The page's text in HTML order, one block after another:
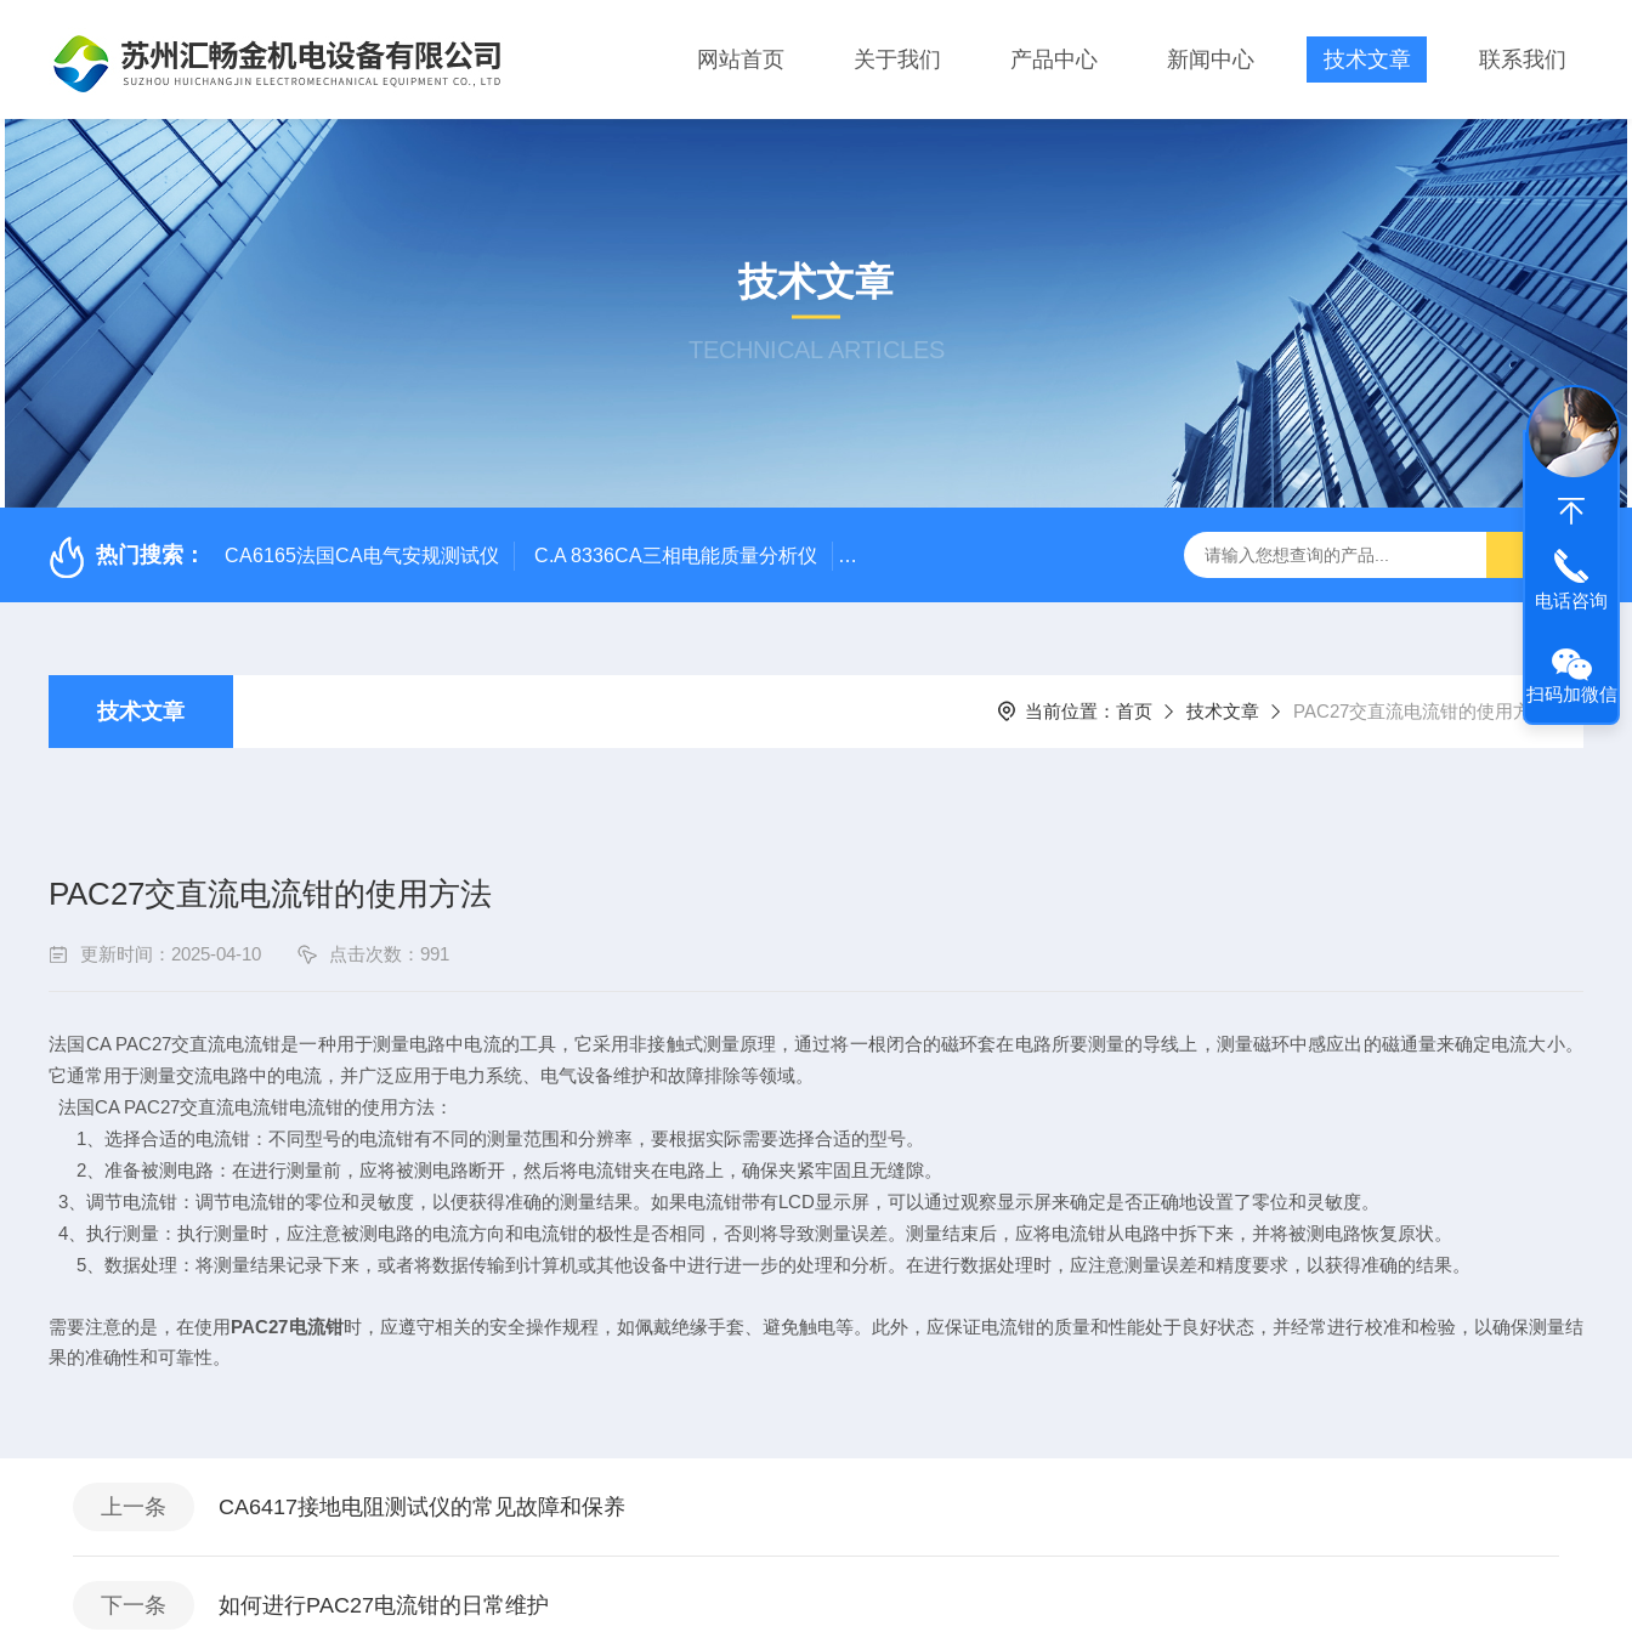
网站首页 关于我们 产品中心 新闻中心 技术文章 联系我们
技术文章
TECHNICAL ARTICLES
热门搜索： CA6165法国CA电气安规测试仪 C.A 8336CA三相电能质量分析仪 F607法国CA钳形表F607 C.A6292法国CA大电流微欧计 E27法国CA交直流电流钳
技术文章 当前位置： 首页 技术文章 PAC27交直流电流钳的使用方法
PAC27交直流电流钳的使用方法
更新时间：2025-04-10 点击次数：991
法国CA PAC27交直流电流钳是一种用于测量电路中电流的工具，它采用非接触式测量原理，通过将一根闭合的磁环套在电路所要测量的导线上，测量磁环中感应出的磁通量来确定电流大小。
它通常用于测量交流电路中的电流，并广泛应用于电力系统、电气设备维护和故障排除等领域。
法国CA PAC27交直流电流钳电流钳的使用方法：
1 、选择合适的电流钳：不同型号的电流钳有不同的测量范围和分辨率，要根据实际需要选择合适的型号。
2 、准备被测电路：在进行测量前，应将被测电路断开，然后将电流钳夹在电路上，确保夹紧牢固且无缝隙。
3 、调节电流钳：调节电流钳的零位和灵敏度，以便获得准确的测量结果。如果电流钳带有LCD显示屏，可以通过观察显示屏来确定是否正确地设置了零位和灵敏度。
4 、执行测量：执行测量时，应注意被测电路的电流方向和电流钳的极性是否相同，否则将导致测量误差。测量结束后，应将电流钳从电路中拆下来，并将被测电路恢复原状。
5 、数据处理：将测量结果记录下来，或者将数据传输到计算机或其他设备中进行进一步的处理和分析。在进行数据处理时，应注意测量误差和精度要求，以获得准确的结果。
需要注意的是，在使用PAC27电流钳时，应遵守相关的安全操作规程，如佩戴绝缘手套、避免触电等。此外，应保证电流钳的质量和性能处于良好状态，并经常进行校准和检验，以确保测量结
果的准确性和可靠性。
上一条 CA6417接地电阻测试仪的常见故障和保养
下一条 如何进行PAC27电流钳的日常维护
电话咨询
扫码加微信